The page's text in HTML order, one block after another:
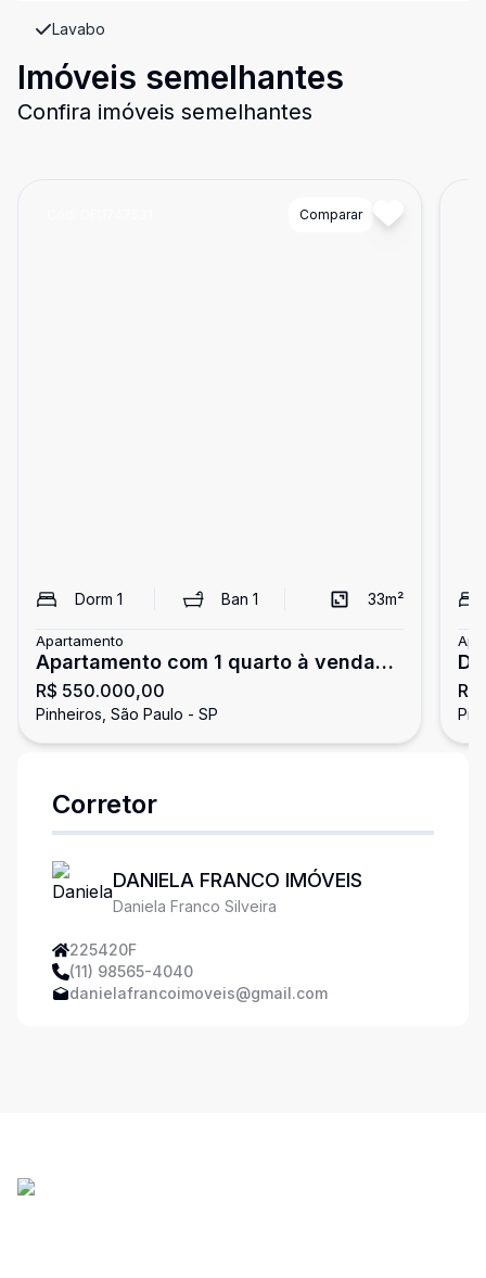
Lavabo
Imóveis semelhantes
Confira imóveis semelhantes
Comparar
Dorm 1 Ban 1 33m²
Apartamento
Apartamento com 1 quarto à venda
em Pinheiros - São Paulo/SP
R$ 550.000,00
Pinheiros, São Paulo - SP
Corretor
DANIELA FRANCO IMÓVEIS
Daniela Franco Silveira
225420F
(11) 98565-4040
danielafrancoimoveis@gmail.com